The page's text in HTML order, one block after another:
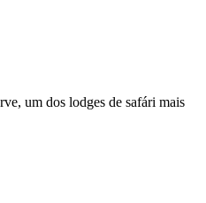
um dos lodges de safári mais